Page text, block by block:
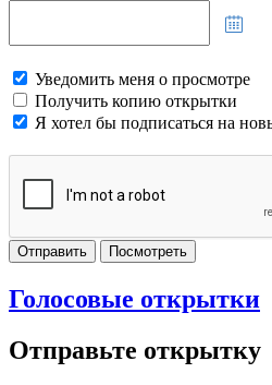
Уведомить меня о просмотре
Получить копию открытки
Я хотел бы подписаться на
Отправить Посмотреть
Голосовые открытки
Отправьте открытку